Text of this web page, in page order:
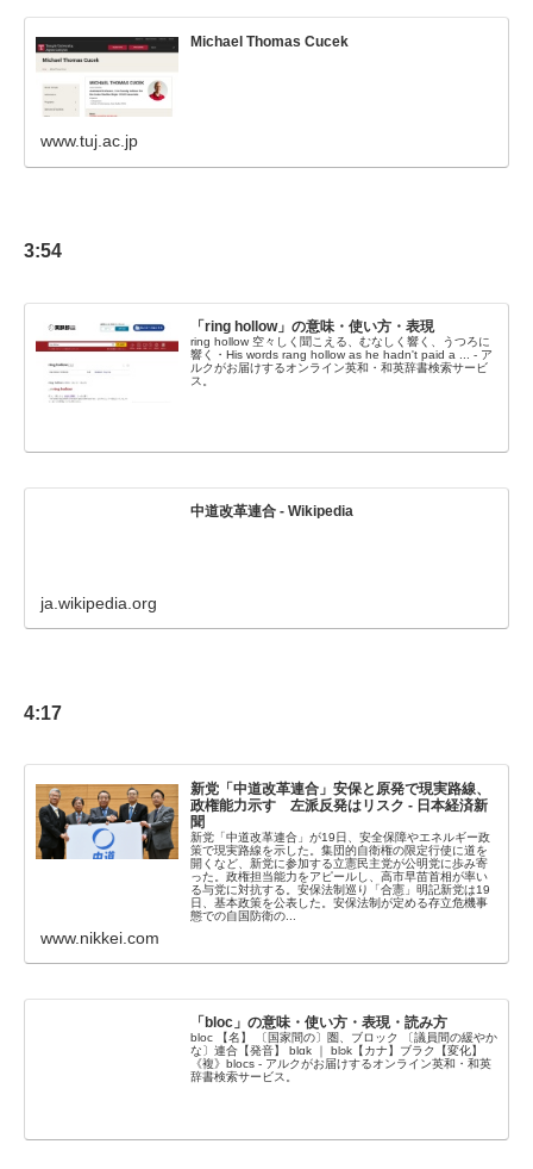
Michael Thomas Cucek
www.tuj.ac.jp
3:54
「ring hollow」の意味・使い方・表現
ring hollow 空々しく聞こえる、むなしく響く、うつろに
響く・His words rang hollow as he hadn't paid a ... - ア
ルクがお届けするオンライン英和・和英辞書検索サービ
ス。
中道改革連合 - Wikipedia
ja.wikipedia.org
4:17
新党「中道改革連合」安保と原発で現実路線、
政権能力示す 左派反発はリスク - 日本経済新
聞
新党「中道改革連合」が19日、安全保障やエネルギー政
策で現実路線を示した。集団的自衛権の限定行使に道を
開くなど、新党に参加する立憲民主党が公明党に歩み寄
った。政権担当能力をアピールし、高市早苗首相が率い
る与党に対抗する。安保法制巡り「合憲」明記新党は19
日、基本政策を公表した。安保法制が定める存立危機事
態での自国防衛の...
www.nikkei.com
「bloc」の意味・使い方・表現・読み方
bloc 【名】 〔国家間の〕圏、ブロック 〔議員間の緩やか
な〕連合【発音】 blɑk ｜ blɔk【カナ】ブラク【変化】
《複》blocs - アルクがお届けするオンライン英和・和英
辞書検索サービス。